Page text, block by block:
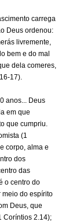
carrega
Deus ordenou:
livremente,
bem e do mal
dela comeres,
17).
anos... Deus
em que
que cumpriu.
(1
corpo, alma e
dos
das
o centro do
meio do espírito
Deus, que
Coríntios 2.14);